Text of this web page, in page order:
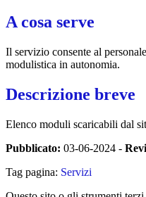
A cosa serve
Il servizio consente al
modulistica in autonomia.
Descrizione breve
Elenco moduli scaricabili dal
Pubblicato: 03-06-2024 -
Tag pagina: Servizi